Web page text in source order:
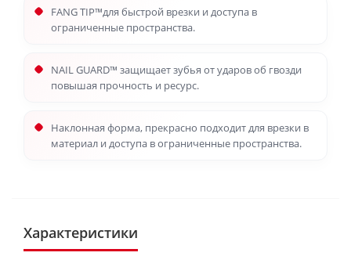
FANG TIP™для быстрой врезки и доступа в
ограниченные пространства.
NAIL GUARD™ защищает зубья от ударов об гвозди
повышая прочность и ресурс.
Наклонная форма, прекрасно подходит для врезки в
материал и доступа в ограниченные пространства.
Характеристики